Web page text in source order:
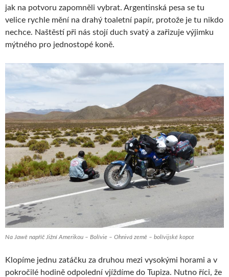
jak na potvoru zapomněli vybrat. Argentinská pesa se tu
velice rychle mění na drahý toaletní papír, protože je tu nikdo
nechce. Naštěstí při nás stojí duch svatý a zařizuje výjimku
mýtného pro jednostopé koně.
Na Jawě napříč Jižní Amerikou – Bolívie – Ohnivá země – bolívijské kopce
Klopíme jednu zatáčku za druhou mezi vysokými horami a v
pokročilé hodině odpolední vjíždíme do Tupiza. Nutno říci, že